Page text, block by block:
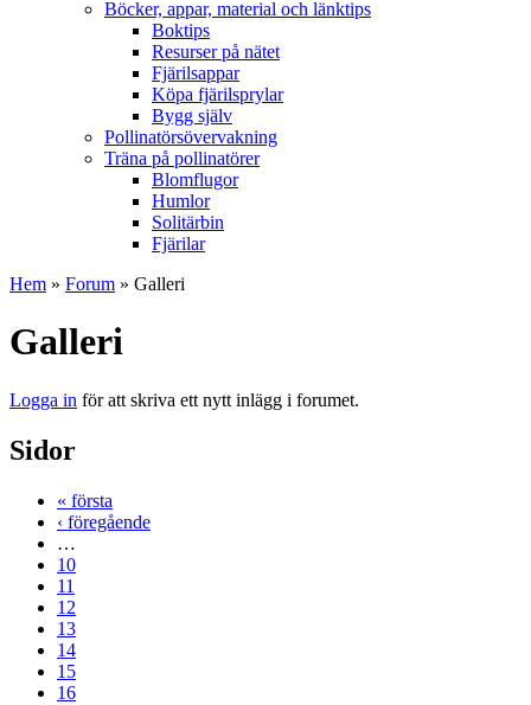
Böcker, appar, material och länktips
Boktips
Resurser på nätet
Fjärilsappar
Köpa fjärilsprylar
Bygg själv
Pollinatörsövervakning
Träna på pollinatörer
Blomflugor
Humlor
Solitärbin
Fjärilar
Hem » Forum » Galleri
Galleri
Logga in för att skriva ett nytt inlägg i forumet.
Sidor
« första
‹ föregående
…
10
11
12
13
14
15
16